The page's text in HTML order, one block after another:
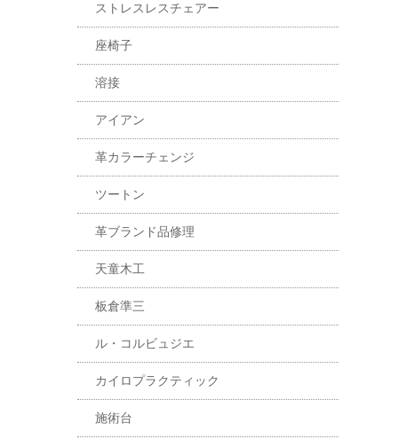
ストレスレスチェアー
座椅子
溶接
アイアン
革カラーチェンジ
ツートン
革ブランド品修理
天童木工
板倉準三
ル・コルビュジエ
カイロプラクティック
施術台